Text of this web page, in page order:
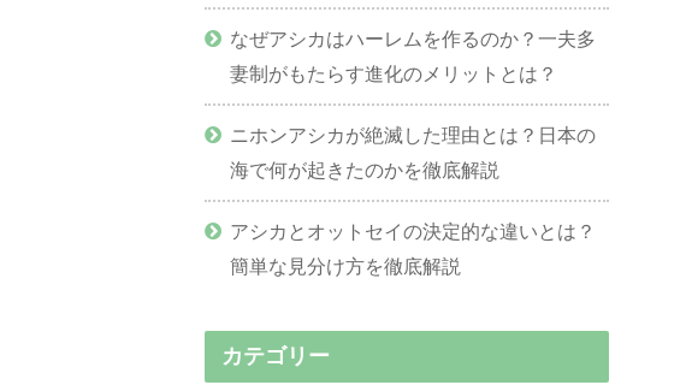
なぜアシカはハーレムを作るのか？一夫多
妻制がもたらす進化のメリットとは？
ニホンアシカが絶滅した理由とは？日本の
海で何が起きたのかを徹底解説
アシカとオットセイの決定的な違いとは？
簡単な見分け方を徹底解説
カテゴリー